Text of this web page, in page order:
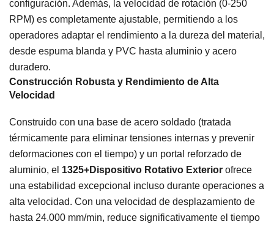
configuración. Además, la velocidad de rotación (0-250
RPM) es completamente ajustable, permitiendo a los
operadores adaptar el rendimiento a la dureza del material,
desde espuma blanda y PVC hasta aluminio y acero
duradero.
Construcción Robusta y Rendimiento de Alta
Velocidad
Construido con una base de acero soldado (tratada
térmicamente para eliminar tensiones internas y prevenir
deformaciones con el tiempo) y un portal reforzado de
aluminio, el 1325+Dispositivo Rotativo Exterior ofrece
una estabilidad excepcional incluso durante operaciones a
alta velocidad. Con una velocidad de desplazamiento de
hasta 24.000 mm/min, reduce significativamente el tiempo